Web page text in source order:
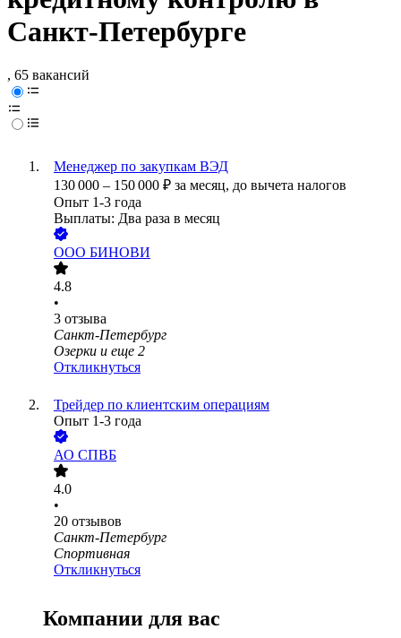
Санкт-Петербурге
, 65 вакансий
Менеджер по закупкам ВЭД
130 000 – 150 000 ₽ за месяц, до вычета налогов
Опыт 1-3 года
Выплаты: Два раза в месяц
ООО БИНОВИ
4.8
•
3 отзыва
Санкт-Петербург
Озерки и еще 2
Откликнуться
Трейдер по клиентским операциям
Опыт 1-3 года
АО СПВБ
4.0
•
20 отзывов
Санкт-Петербург
Спортивная
Откликнуться
Компании для вас